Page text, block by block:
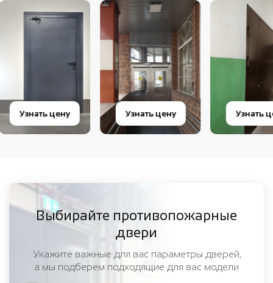
Узнать цену Узнать цену
Выбирайте противопожарные
двери
Укажите важные для вас параметры дверей,
а мы подберем подходящие для вас модели